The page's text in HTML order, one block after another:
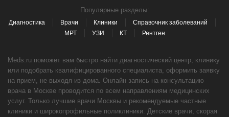
Популярные разделы:
Диагностика Врачи Клиники
Справочник заболеваний
МРТ
УЗИ КТ Рентген
Meds.ru поможет вам быстро найти диагностический центр, клинику
или подобрать квалифицированного специалиста, оформить заявку
на прием, не выходя из дома. Онлайн запись на консультацию
врача в Москве проводится по всем направлениям медицинских
услуг. Только лучшие врачи Москвы и рекомендуемые частные
клиники и широкопрофильные поликлиники. Детские врачи, скорая